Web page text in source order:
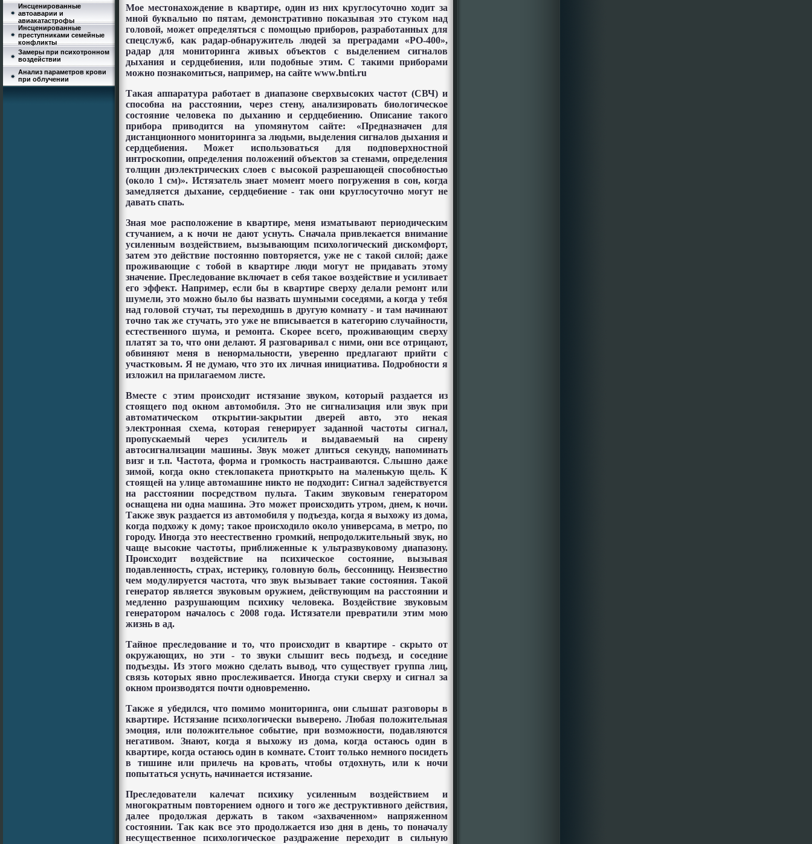
Инсценированные
автоаварии и
авиакатастрофы
Инсценированные
преступниками семейные
конфликты
Замеры при психотронном
воздействии
Анализ параметров крови
при облучении
Мое местонахождение в квартире, один из них круглосуточно ходит за
мной буквально по пятам, демонстративно показывая это стуком над
головой, может определяться с помощью приборов, разработанных для
спецслужб, как радар-обнаружитель людей за преградами «РО-400»,
радар для мониторинга живых объектов с выделением сигналов
дыхания и сердцебиения, или подобные этим. С такими приборами
можно познакомиться, например, на сайте www.bnti.ru
Такая аппаратура работает в диапазоне сверхвысоких частот (СВЧ) и
способна на расстоянии, через стену, анализировать биологическое
состояние человека по дыханию и сердцебиению. Описание такого
прибора приводится на упомянутом сайте: «Предназначен для
дистанционного мониторинга за людьми, выделения сигналов дыхания и
сердцебиения. Может использоваться для подповерхностной
интроскопии, определения положений объектов за стенами, определения
толщин диэлектрических слоев с высокой разрешающей способностью
(около 1 см)». Истязатель знает момент моего погружения в сон, когда
замедляется дыхание, сердцебиение - так они круглосуточно могут не
давать спать.
Зная мое расположение в квартире, меня изматывают периодическим
стучанием, а к ночи не дают уснуть. Сначала привлекается внимание
усиленным воздействием, вызывающим психологический дискомфорт,
затем это действие постоянно повторяется, уже не с такой силой; даже
проживающие с тобой в квартире люди могут не придавать этому
значение. Преследование включает в себя такое воздействие и усиливает
его эффект. Например, если бы в квартире сверху делали ремонт или
шумели, это можно было бы назвать шумными соседями, а когда у тебя
над головой стучат, ты переходишь в другую комнату - и там начинают
точно так же стучать, это уже не вписывается в категорию случайности,
естественного шума, и ремонта. Скорее всего, проживающим сверху
платят за то, что они делают. Я разговаривал с ними, они все отрицают,
обвиняют меня в ненормальности, уверенно предлагают прийти с
участковым. Я не думаю, что это их личная инициатива. Подробности я
изложил на прилагаемом листе.
Вместе с этим происходит истязание звуком, который раздается из
стоящего под окном автомобиля. Это не сигнализация или звук при
автоматическом открытии-закрытии дверей авто, это некая
электронная схема, которая генерирует заданной частоты сигнал,
пропускаемый через усилитель и выдаваемый на сирену
автосигнализации машины. Звук может длиться секунду, напоминать
визг и т.п. Частота, форма и громкость настраиваются. Слышно даже
зимой, когда окно стеклопакета приоткрыто на маленькую щель. К
стоящей на улице автомашине никто не подходит: Сигнал задействуется
на расстоянии посредством пульта. Таким звуковым генератором
оснащена ни одна машина. Это может происходить утром, днем, к ночи.
Также звук раздается из автомобиля у подъезда, когда я выхожу из дома,
когда подхожу к дому; такое происходило около универсама, в метро, по
городу. Иногда это неестественно громкий, непродолжительный звук, но
чаще высокие частоты, приближенные к ультразвуковому диапазону.
Происходит воздействие на психическое состояние, вызывая
подавленность, страх, истерику, головную боль, бессонницу. Неизвестно
чем модулируется частота, что звук вызывает такие состояния. Такой
генератор является звуковым оружием, действующим на расстоянии и
медленно разрушающим психику человека. Воздействие звуковым
генератором началось с 2008 года. Истязатели превратили этим мою
жизнь в ад.
Тайное преследование и то, что происходит в квартире - скрыто от
окружающих, но эти - то звуки слышит весь подъезд, и соседние
подъезды. Из этого можно сделать вывод, что существует группа лиц,
связь которых явно прослеживается. Иногда стуки сверху и сигнал за
окном производятся почти одновременно.
Также я убедился, что помимо мониторинга, они слышат разговоры в
квартире. Истязание психологически выверено. Любая положительная
эмоция, или положительное событие, при возможности, подавляются
негативом. Знают, когда я выхожу из дома, когда остаюсь один в
квартире, когда остаюсь один в комнате. Стоит только немного посидеть
в тишине или прилечь на кровать, чтобы отдохнуть, или к ночи
попытаться уснуть, начинается истязание.
Преследователи калечат психику усиленным воздействием и
многократным повторением одного и того же деструктивного действия,
далее продолжая держать в таком «захваченном» напряженном
состоянии. Так как все это продолжается изо дня в день, то поначалу
несущественное психологическое раздражение переходит в сильную